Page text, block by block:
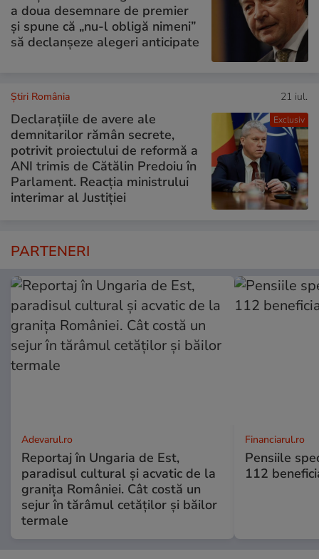
a doua desemnare de premier
și spune că „nu-l obligă nimeni”
să declanșeze alegeri anticipate
Exclusiv
Știri România 21 iul.
Declarațiile de avere ale
demnitarilor rămân secrete,
potrivit proiectului de reformă a
ANI trimis de Cătălin Predoiu în
Parlament. Reacția ministrului
interimar al Justiției
PARTENERI
Adevarul.ro
Reportaj în Ungaria de Est,
paradisul cultural și acvatic de la
granița României. Cât costă un
sejur în tărâmul cetăților și băilor
termale
Financiarul.ro
Pensiile
112